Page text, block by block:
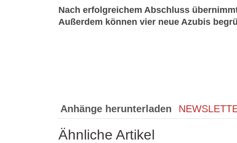
Nach erfolgreichem Abschluss
Außerdem können vier neue Azubis
Anhänge herunterladen
Ähnliche Artikel